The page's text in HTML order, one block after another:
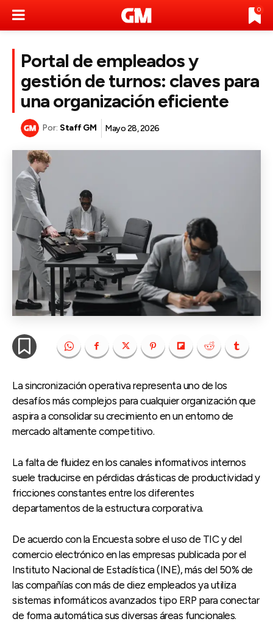
0
Portal de empleados y
gestión de turnos: claves para
una organización eficiente
Por: Staff GM Mayo 28, 2026
La sincronización operativa representa uno de los
desafíos más complejos para cualquier organización que
aspira a consolidar su crecimiento en un entorno de
mercado altamente competitivo.
La falta de fluidez en los canales informativos internos
suele traducirse en pérdidas drásticas de productividad y
fricciones constantes entre los diferentes
departamentos de la estructura corporativa.
De acuerdo con la Encuesta sobre el uso de TIC y del
comercio electrónico en las empresas publicada por el
Instituto Nacional de Estadística (INE), más del 50% de
las compañías con más de diez empleados ya utiliza
sistemas informáticos avanzados tipo ERP para conectar
de forma automática sus diversas áreas funcionales.